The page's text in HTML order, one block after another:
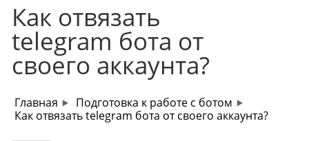
Как отвязать
telegram бота от
своего аккаунта?
Главная
Подготовка к работе с ботом
Как отвязать telegram бота от своего аккаунта?